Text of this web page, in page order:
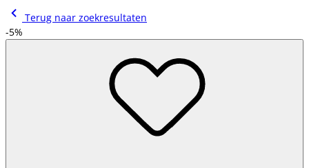
Terug naar zoekresultaten
-5%